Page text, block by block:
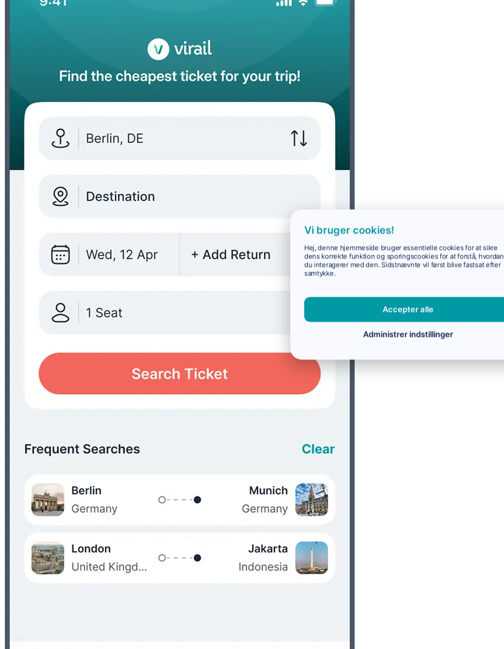
Vi bruger cookies!
Hej, denne hjemmeside bruger essentielle cookies for at sikre
dens korrekte funktion og sporingscookies for at forstå, hvordan
du interagerer med den. Sidstnævnte vil først blive fastsat efter
samtykke.
Accepter alle
Administrer indstillinger